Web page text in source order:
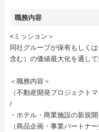
職務内容
<ミッション＞
同社グループが保有もしく
含む）の価値最大化を通し
＜職務内容＞
（不動産開発プロジェクト
/
・ホテル・商業施設の新規
（商品企画・事業パートナ